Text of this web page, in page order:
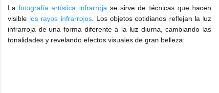
Lafotografía artística infrarroja se sirve de técnicas que hacen
visible los rayos infrarrojos. Los objetos cotidianos reflejan la luz
infrarroja de una forma diferente a la luz diurna, cambiando las
tonalidades y revelando efectos visuales de gran belleza: